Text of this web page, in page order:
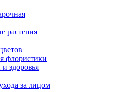
растения
флористики
здоровья
за лицом